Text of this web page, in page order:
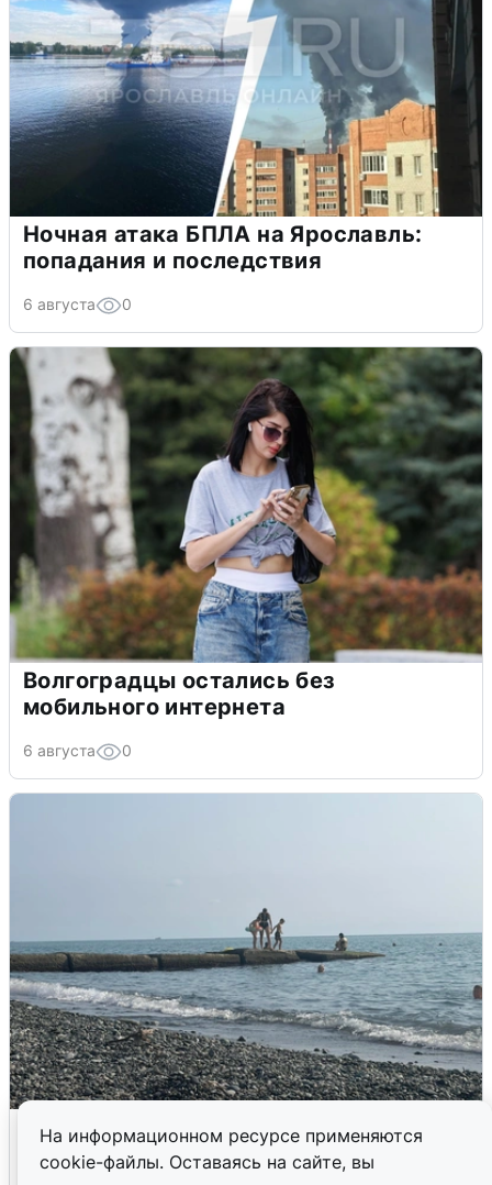
На информационном ресурсе применяются
cookie-файлы. Оставаясь на сайте, вы
Ночная атака БПЛА на Ярославль:
попадания и последствия
6 августа 0
Волгоградцы остались без
мобильного интернета
6 августа 0
Сирены в Сочи: новая угроза БПЛА
6 августа 0